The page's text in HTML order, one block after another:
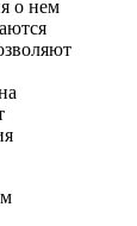
о нем